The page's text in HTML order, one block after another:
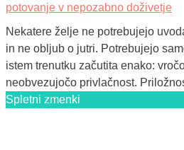
potovanje v nepozabno doživetje
Nekatere želje ne potrebujejo
in ne obljub o jutri. Potrebujejo
istem trenutku začutita enako:
neobvezujočo privlačnost.
Spletni zmenki